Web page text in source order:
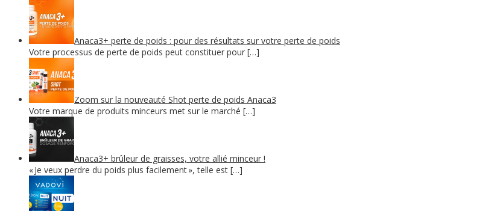
Anaca3+ perte de poids : pour des résultats sur votre perte de poids
Votre processus de perte de poids peut constituer pour […]
Zoom sur la nouveauté Shot perte de poids Anaca3
Votre marque de produits minceurs met sur le marché […]
Anaca3+ brûleur de graisses, votre allié minceur !
« Je veux perdre du poids plus facilement », telle est […]